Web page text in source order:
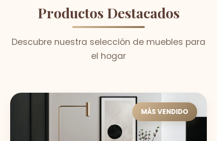
Productos Destacados
Descubre nuestra selección de muebles para
el hogar
MÁS VENDIDO